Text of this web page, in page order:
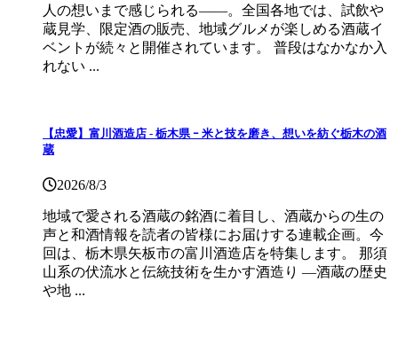
人の想いまで感じられる——。全国各地では、試飲や
蔵見学、限定酒の販売、地域グルメが楽しめる酒蔵イ
ベントが続々と開催されています。 普段はなかなか入
れない ...
【忠愛】富川酒造店 ‐ 栃木県 ｰ 米と技を磨き、想いを紡ぐ栃木の酒
蔵
2026/8/3
地域で愛される酒蔵の銘酒に着目し、酒蔵からの生の
声と和酒情報を読者の皆様にお届けする連載企画。今
回は、栃木県矢板市の富川酒造店を特集します。 那須
山系の伏流水と伝統技術を生かす酒造り ―酒蔵の歴史
や地 ...